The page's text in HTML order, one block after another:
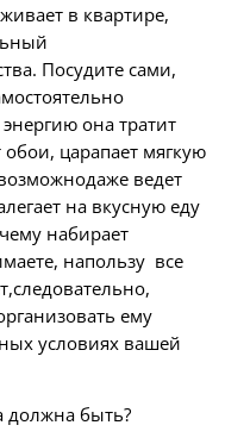
в квартире,
Посудите сами,
она тратит
царапает мягкую
ведет
на вкусную еду
набирает
напользу все
ему
условиях вашей
должна быть?